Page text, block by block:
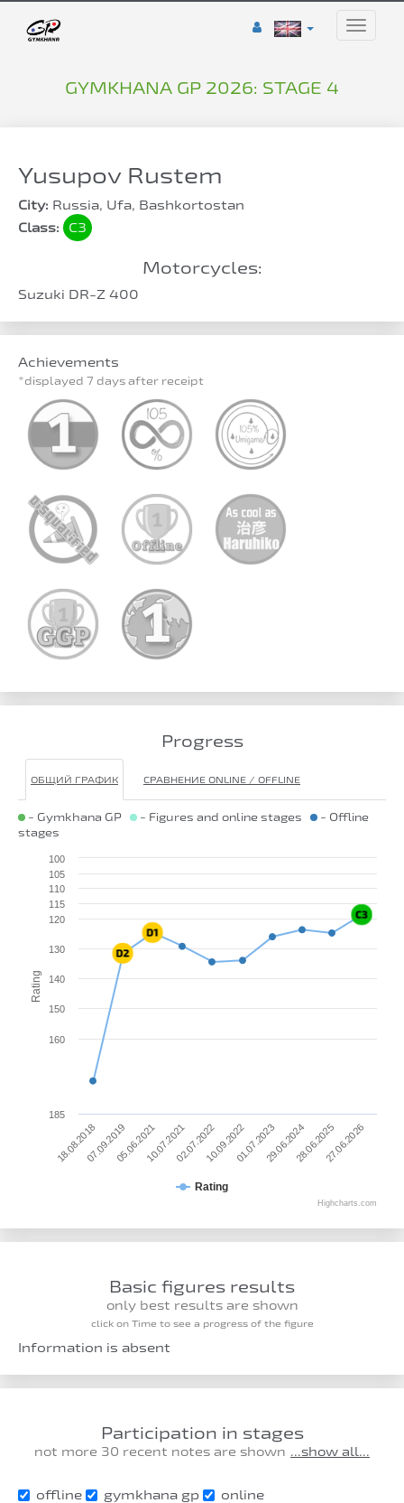
Toggle
GYMKHANA GP 2026: STAGE 4
Yusupov Rustem
City: Russia, Ufa, Bashkortostan
Class:
C3
Motorcycles:
Suzuki DR-Z 400
Achievements
*displayed 7 days after receipt
Progress
ОБЩИЙ ГРАФИК СРАВНЕНИЕ ONLINE / OFFLINE
- Gymkhana GP - Figures and online stages
- Offline
stages
Rating
Rating
18.08.201807.09.201905.06.202110.07.202102.07.202210.09.202201.07.202329.06.202428.06.202527.06.2026
100
105
110
115
120
130
140
150
160
185
Highcharts.com
Basic figures results
only best results are shown
click on Time to see a progress of the figure
Information is absent
Participation in stages
not more 30 recent notes are shown ...show all...
offline gymkhana gp online